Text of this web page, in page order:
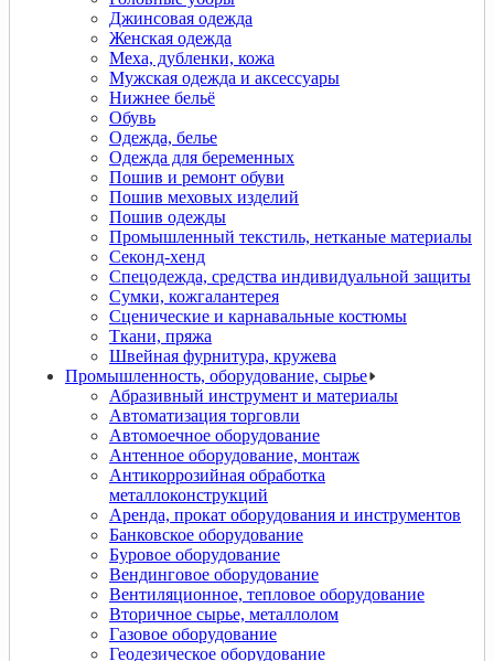
Джинсовая одежда
Женская одежда
Меха, дубленки, кожа
Мужская одежда и аксессуары
Нижнее бельё
Обувь
Одежда, белье
Одежда для беременных
Пошив и ремонт обуви
Пошив меховых изделий
Пошив одежды
Промышленный текстиль, нетканые материалы
Секонд-хенд
Спецодежда, средства индивидуальной защиты
Сумки, кожгалантерея
Сценические и карнавальные костюмы
Ткани, пряжа
Швейная фурнитура, кружева
Промышленность, оборудование, сырье
Абразивный инструмент и материалы
Автоматизация торговли
Автомоечное оборудование
Антенное оборудование, монтаж
Антикоррозийная обработка
металлоконструкций
Аренда, прокат оборудования и инструментов
Банковское оборудование
Буровое оборудование
Вендинговое оборудование
Вентиляционное, тепловое оборудование
Вторичное сырье, металлолом
Газовое оборудование
Геодезическое оборудование